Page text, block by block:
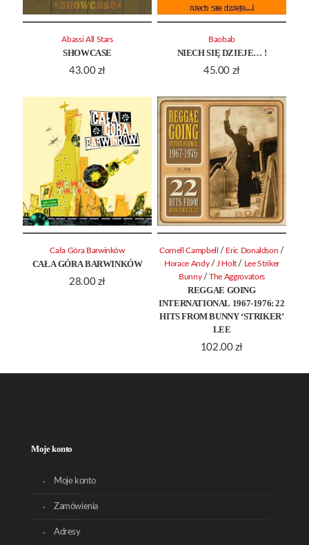
SHOWCASE
43.00 zł
Abassi All Stars
NIECH SIĘ DZIEJE… !
45.00 zł
Baobab
CAŁA GÓRA BARWINKÓW
28.00 zł
Cała Góra Barwinków
REGGAE GOING
INTERNATIONAL 1967-1976: 22
HITS FROM BUNNY ‘STRIKER’
LEE
102.00 zł
Cornell Campbell / Eric Donaldson /
Horace Andy / J Holt /
Lee Striker
Bunny /The Aggrovators
Moje konto
Moje konto
Zamówienia
Adresy